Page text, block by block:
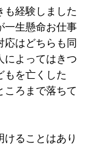
も経験しました
一生懸命お仕事
応はどちらも同
によってはきつ
もを亡くした
ころまで落ちて
けることはあり